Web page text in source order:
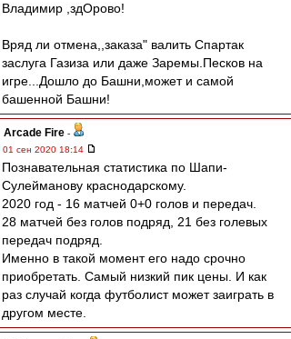
Владимир ,здОрово!
Вряд ли отмена,,заказa" валить Спартак
заслуга Газиза или даже Заремы.Песков на
игре...Дошло до Башни,может и самой
башенной Башни!
Arcade Fire -
01 сен 2020 18:14
Познавательная статистика по Шапи-
Сулейманову краснодарскому.
2020 год - 16 матчей 0+0 голов и передач.
28 матчей без голов подряд, 21 без голевых
передач подряд.
Именно в такой момент его надо срочно
приобретать. Самый низкий пик цены. И как
раз случай когда футболист может заиграть в
другом месте.